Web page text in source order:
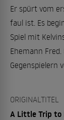
Er spürt vom
faul ist. Es
Spiel mit
Ehemann
Gegenspielern
ORIGINALTITEL
A Little Trip to